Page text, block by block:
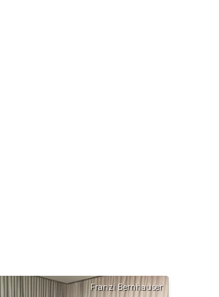
Franzi Bernhauser